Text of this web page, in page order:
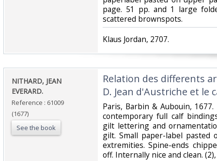
page. 51 pp. and 1 large
scattered brownspots.‎
‎Klaus Jordan, 2707.‎
‎NITHARD, JEAN
EVERARD.‎
Reference : 61009
(1677)
See the book
‎Relation des differents
D. Jean d'Austriche et le
‎Paris, Barbin & Aubouin,
contemporary full calf
gilt lettering and
gilt. Small paper-label
extremities. Spine-ends
off. Internally nice and clean.